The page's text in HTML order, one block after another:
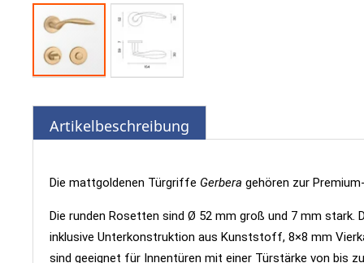
Anfang
Bildgalerie
Artikelbeschreibung
Die mattgoldenen Türgriffe Gerbera gehören zur
Die runden Rosetten sind Ø 52 mm groß und 7 mm stark.
inklusive Unterkonstruktion aus Kunststoff, 8×8 mm
sind geeignet für Innentüren mit einer Türstärke von bis